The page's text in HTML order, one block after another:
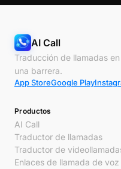
AI Call
Traducción de llamadas
una barrera.
App StoreGoogle Play
Productos
AI Call
Traductor de llamadas
Traductor de
Enlaces de llamada de